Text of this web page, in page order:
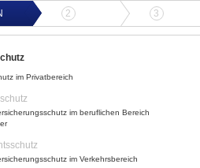
2 ANGEBOTSVERGLEICH
3
im Privatbereich
im beruflichen Bereich
im Verkehrsbereich